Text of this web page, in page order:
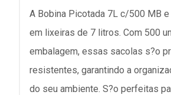
A Bobina Picotada 7L c/500 MB
em lixeiras de 7 litros. Com 500
embalagem, essas sacolas s?o
resistentes, garantindo a
do seu ambiente. S?o perfeitas